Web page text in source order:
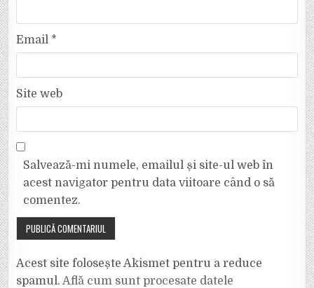
Email *
Site web
Salvează-mi numele, emailul și site-ul web în
acest navigator pentru data viitoare când o să
comentez.
Acest site folosește Akismet pentru a reduce
spamul.Află cum sunt procesate datele